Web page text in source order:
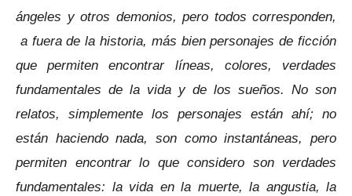
ángeles y otros demonios, pero todos corresponden,
a fuera de la historia, más bien personajes de ficción
que permiten encontrar líneas, colores, verdades
fundamentales de la vida y de los sueños. No son
relatos, simplemente los personajes están ahí; no
están haciendo nada, son como instantáneas, pero
permiten encontrar lo que considero son verdades
fundamentales: la vida en la muerte, la angustia, la